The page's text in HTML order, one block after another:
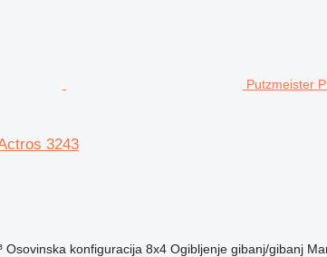
Putzmeister
3243
Osovinska konfiguracija 8x4 Ogibljenje gibanj/gibanj